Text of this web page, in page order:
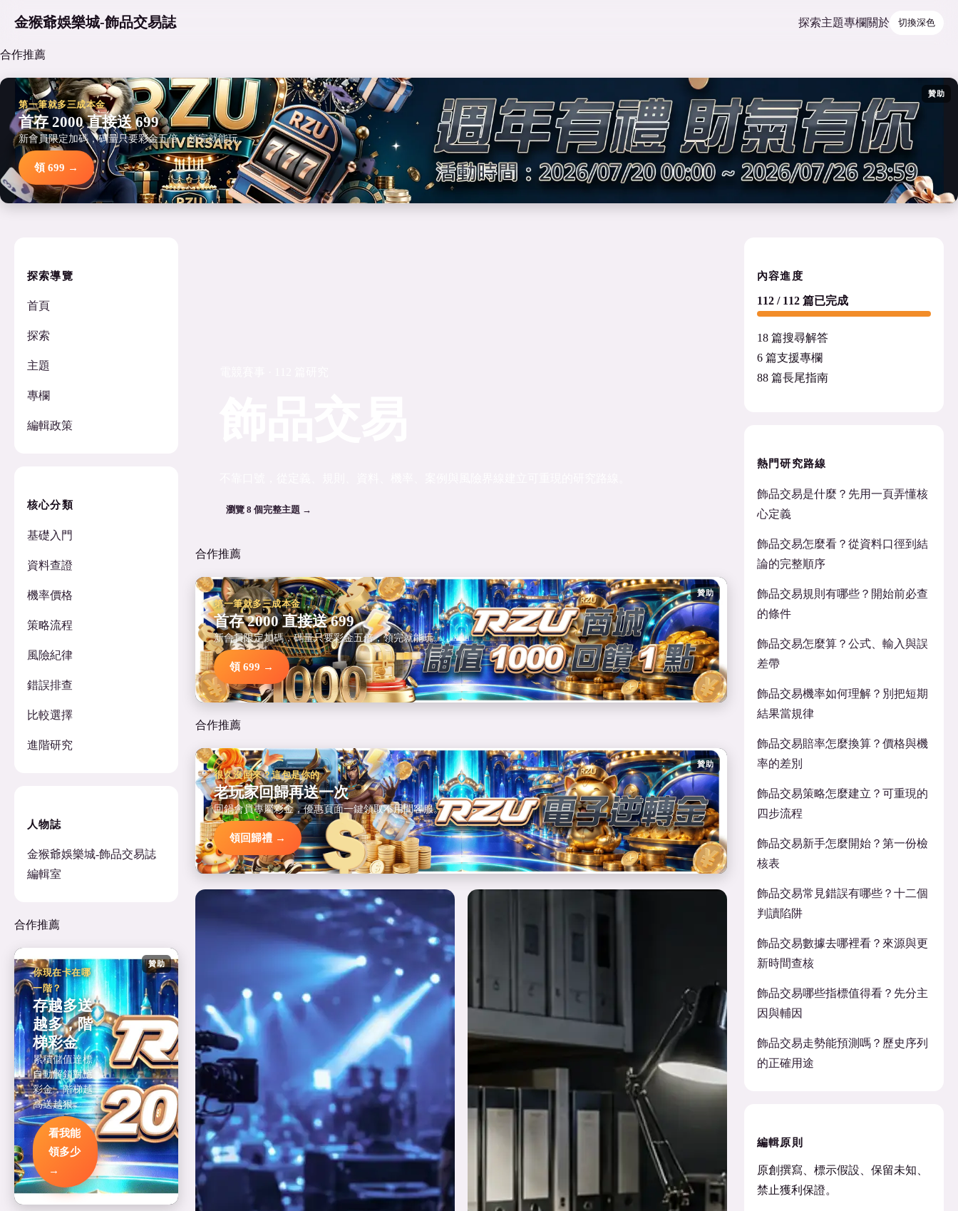
金猴爺娛樂城-飾品交易誌 探索主題專欄關於 切換深色
合作推薦
贊助
第一筆就多三成本金
首存 2000 直接送 699
新會員限定加碼，碼量只要彩金五倍，領完就能玩。
領 699 →
探索導覽
首頁
探索
主題
專欄
編輯政策
核心分類
基礎入門
資料查證
機率價格
策略流程
風險紀律
錯誤排查
比較選擇
進階研究
人物誌
金猴爺娛樂城-飾品交易誌
編輯室
合作推薦
贊助
你現在卡在哪
一階？
存越多送
越多，階
梯彩金
累積儲值達標
自動解鎖對應
彩金，階梯越
高送越狠。
看我能
領多少
→
瀏覽 8 個完整主題 →
合作推薦
贊助
第一筆就多三成本金
首存 2000 直接送 699
新會員限定加碼，碼量只要彩金五倍，領完就能玩。
領 699 →
合作推薦
贊助
很久沒回來？這包是你的
老玩家回歸再送一次
回鍋會員專屬彩金，優惠頁面一鍵領取不用問客服。
領回歸禮 →
內容進度
112 / 112 篇已完成
18 篇搜尋解答
6 篇支援專欄
88 篇長尾指南
熱門研究路線
飾品交易是什麼？先用一頁弄懂核
心定義
飾品交易怎麼看？從資料口徑到結
論的完整順序
飾品交易規則有哪些？開始前必查
的條件
飾品交易怎麼算？公式、輸入與誤
差帶
飾品交易機率如何理解？別把短期
結果當規律
飾品交易賠率怎麼換算？價格與機
率的差別
飾品交易策略怎麼建立？可重現的
四步流程
飾品交易新手怎麼開始？第一份檢
核表
飾品交易常見錯誤有哪些？十二個
判讀陷阱
飾品交易數據去哪裡看？來源與更
新時間查核
飾品交易哪些指標值得看？先分主
因與輔因
飾品交易走勢能預測嗎？歷史序列
的正確用途
編輯原則
原創撰寫、標示假設、保留未知、
禁止獲利保證。